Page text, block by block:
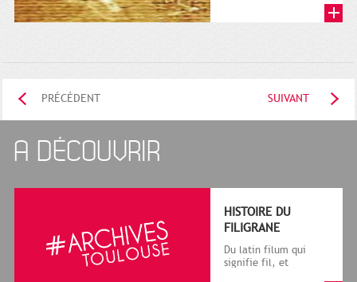
PRÉCÉDENT SUIVANT
A DÉCOUVRIR
HISTOIRE DU
FILIGRANE
Du latin filum qui
signifie fil, et